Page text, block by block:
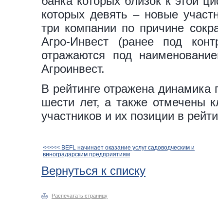
которых девять – новые
три компании по причине
Агро-Инвест (ранее под
отражаются под
Агроинвест.
В рейтинге отражена динамика
шести лет, а также отмечены
участников и их позиции в
<<<<< BEFL начинает оказание услуг садоводческим и
виноградарским предприятиям
Вернуться к списку
Распечатать страницу